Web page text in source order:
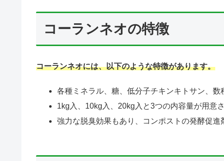
コーランネオの特徴
コーランネオには、以下のような特徴があります。
各種ミネラル、糖、低分子チキンキトサン、
1kg入、10kg入、20kg入と3つの内容量が用意
強力な脱臭効果もあり、コンポストの発酵促進